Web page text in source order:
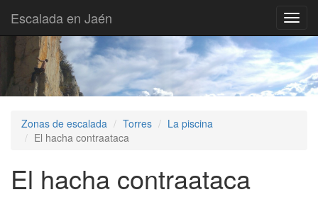
Escalada en Jaén
Zonas de escalada Torres
La piscina
El hacha contraataca
El hacha contraataca